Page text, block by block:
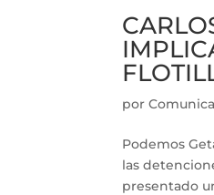
por
Podemos
las
presentado